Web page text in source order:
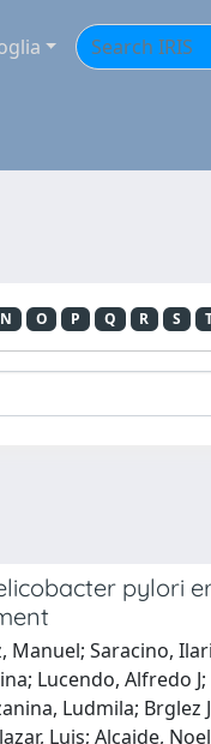
N O P Q R S
pylori
Saracino,
Lucendo, Alfredo
Ludmila; Brglez
Luis; Alcaide,